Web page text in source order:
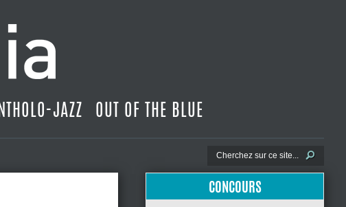
JAZZ OUT OF THE BLUE
CONCOURS